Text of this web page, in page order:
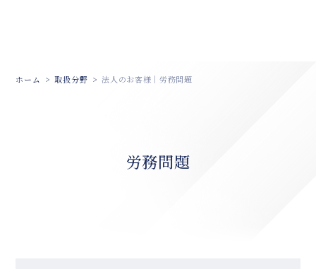
ホーム 取扱分野 法人のお客様｜労務問題
労務問題